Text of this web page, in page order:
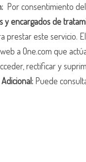
Por consentimiento
y encargados de
prestar este servicio.
a One.com que
rectificar y
Puede